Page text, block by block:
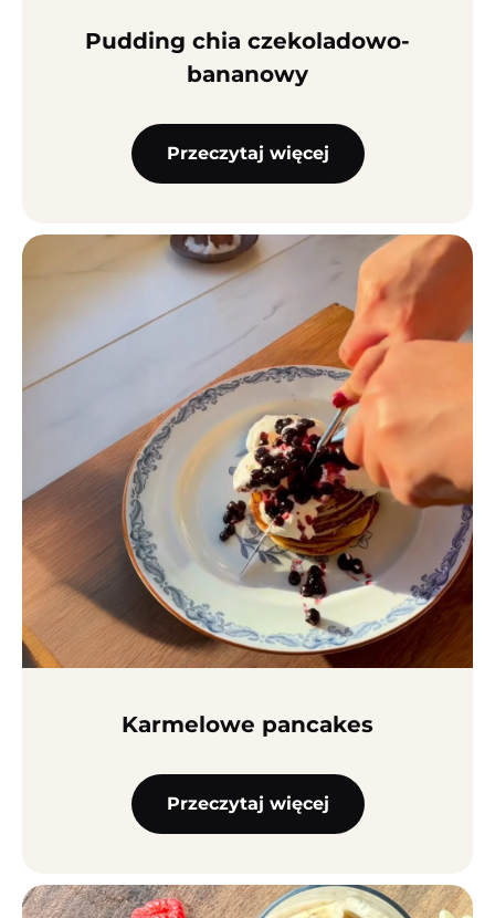
Pudding chia czekolado­wo-
bananowy
Przeczytaj więcej
Karmelowe pancakes
Przeczytaj więcej